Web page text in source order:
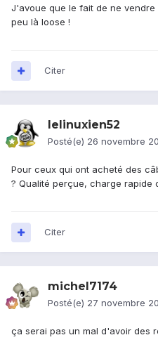
J'avoue que le fait de ne
peu là loose !
Citer
lelinuxien52
Posté(e) 26 novembre
Pour ceux qui ont acheté des
? Qualité perçue, charge rapide
Citer
michel7174
Posté(e) 27 novembre
ça serai pas un mal d'avoir des